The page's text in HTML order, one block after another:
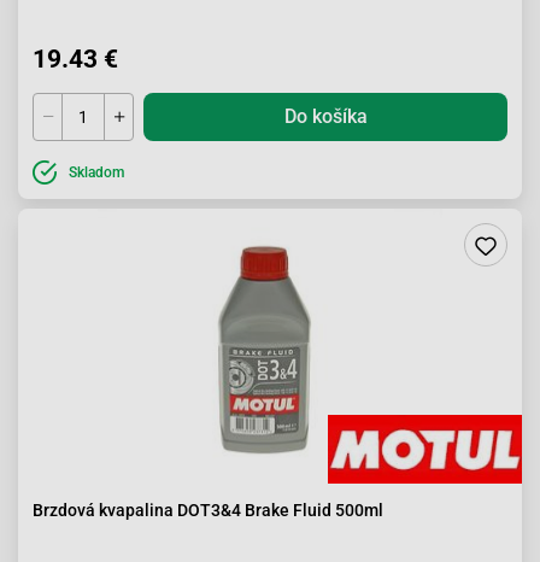
19.43 €
Do košíka
Skladom
Brzdová kvapalina DOT3&4 Brake Fluid 500ml